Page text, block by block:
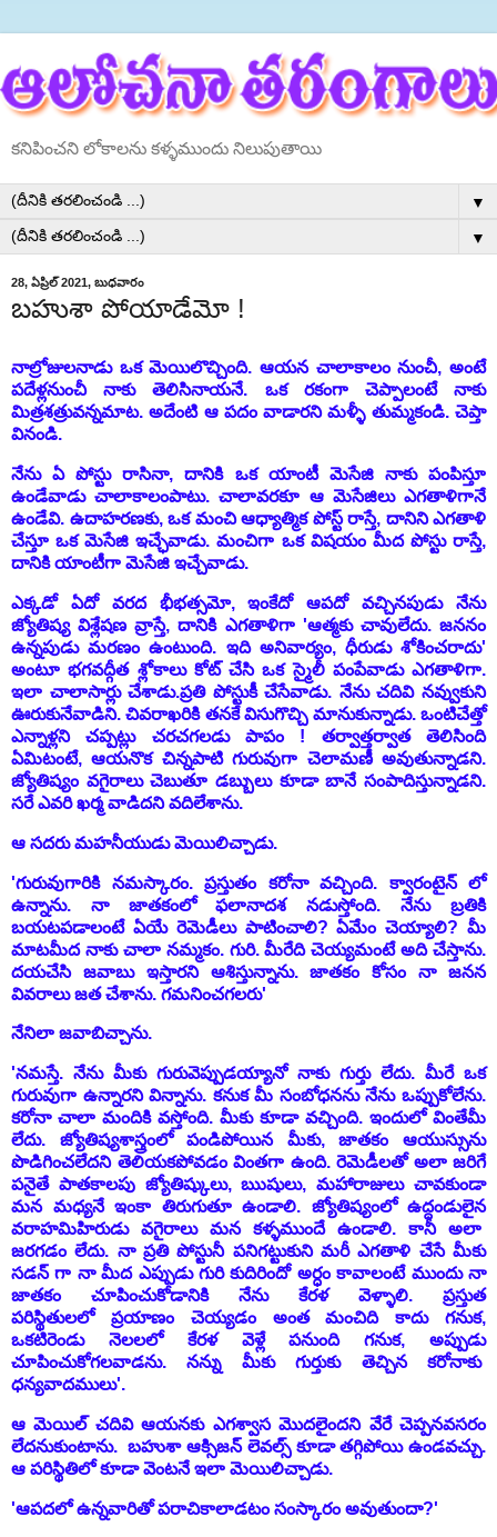
కనిపించని లోకాలను కళ్ళముందు నిలుపుతాయి
▼
▼
28, ఏప్రిల్ 2021, బుధవారం
బహుశా పోయాడేమో !
నాల్రోజులనాడు ఒక మెయిలొచ్చింది. ఆయన చాలాకాలం నుంచీ, అంటే
పదేళ్లనుంచీ నాకు తెలిసినాయనే. ఒక రకంగా చెప్పాలంటే నాకు
మిత్రశత్రువన్నమాట. అదేంటి ఆ పదం వాడారని మళ్ళీ తుమ్మకండి. చెప్తా
వినండి.
నేను ఏ పోస్టు రాసినా, దానికి ఒక యాంటీ మెసేజి నాకు పంపిస్తూ
ఉండేవాడు చాలాకాలంపాటు. చాలావరకూ ఆ మెసేజిలు ఎగతాళిగానే
ఉండేవి. ఉదాహరణకు, ఒక మంచి ఆధ్యాత్మిక పోస్ట్ రాస్తే, దానిని ఎగతాళి
చేస్తూ ఒక మెసేజి ఇచ్ఛేవాడు. మంచిగా ఒక విషయం మీద పోస్టు రాస్తే,
దానికి యాంటీగా మెసేజి ఇచ్చేవాడు.
ఎక్కడో ఏదో వరద భీభత్సమో, ఇంకేదో ఆపదో వచ్చినపుడు నేను
జ్యోతిష్య విశ్లేషణ వ్రాస్తే, దానికి ఎగతాళిగా 'ఆత్మకు చావులేదు. జననం
ఉన్నపుడు మరణం ఉంటుంది. ఇది అనివార్యం, ధీరుడు శోకించరాదు'
అంటూ భగవద్గీత శ్లోకాలు కోట్ చేసి ఒక స్మైలీ పంపేవాడు ఎగతాళిగా.
ఇలా చాలాసార్లు చేశాడు.ప్రతి పోస్టుకీ చేసేవాడు. నేను చదివి నవ్వుకుని
ఊరుకునేవాడిని. చివరాఖరికి తనకే విసుగొచ్చి మానుకున్నాడు. ఒంటిచేత్తో
ఎన్నాళ్లని చప్పట్లు చరచగలడు పాపం ! తర్వాత్తర్వాత తెలిసింది
ఏమిటంటే, ఆయనొక చిన్నపాటి గురువుగా చెలామణీ అవుతున్నాడని.
జ్యోతిష్యం వగైరాలు చెబుతూ డబ్బులు కూడా బానే సంపాదిస్తున్నాడని.
సరే ఎవరి ఖర్మ వాడిదని వదిలేశాను.
ఆ సదరు మహనీయుడు మెయిలిచ్చాడు.
'గురువుగారికి నమస్కారం. ప్రస్తుతం కరోనా వచ్చింది. క్వారంటైన్ లో
ఉన్నాను. నా జాతకంలో ఫలానాదశ నడుస్తోంది. నేను బ్రతికి
బయటపడాలంటే ఏయే రెమెడీలు పాటించాలి? ఏమేం చెయ్యాలి? మీ
మాటమీద నాకు చాలా నమ్మకం. గురి. మీరేది చెయ్యమంటే అది చేస్తాను.
దయచేసి జవాబు ఇస్తారని ఆశిస్తున్నాను. జాతకం కోసం నా జనన
వివరాలు జత చేశాను. గమనించగలరు'
నేనిలా జవాబిచ్చాను.
'నమస్తే. నేను మీకు గురువెప్పుడయ్యానో నాకు గుర్తు లేదు. మీరే ఒక
గురువుగా ఉన్నారని విన్నాను. కనుక మీ సంబోధనను నేను ఒప్పుకోలేను.
కరోనా చాలా మందికి వస్తోంది. మీకు కూడా వచ్చింది. ఇందులో వింతేమీ
లేదు. జ్యోతిష్యశాస్త్రంలో పండిపోయిన మీకు, జాతకం ఆయుస్సును
పొడిగించలేదని తెలియకపోవడం వింతగా ఉంది. రెమెడీలతో అలా జరిగే
పనైతే పాతకాలపు జ్యోతిష్కులు, ఋషులు, మహారాజులు చావకుండా
మన మధ్యనే ఇంకా తిరుగుతూ ఉండాలి. జ్యోతిష్యంలో ఉద్దండులైన
వరాహమిహిరుడు వగైరాలు మన కళ్ళముందే ఉండాలి. కానీ అలా
జరగడం లేదు. నా ప్రతి పోస్టునీ పనిగట్టుకుని మరీ ఎగతాళి చేసే మీకు
సడన్ గా నా మీద ఎప్పుడు గురి కుదిరిందో అర్ధం కావాలంటే ముందు నా
జాతకం చూపించుకోడానికి నేను కేరళ వెళ్ళాలి. ప్రస్తుత
పరిస్థితులలో ప్రయాణం చెయ్యడం అంత మంచిది కాదు గనుక,
ఒకటిరెండు నెలలలో కేరళ వెళ్లే పనుంది గనుక, అప్పుడు
చూపించుకోగలవాడను. నన్ను మీకు గుర్తుకు తెచ్చిన కరోనాకు
ధన్యవాదములు'.
ఆ మెయిల్ చదివి ఆయనకు ఎగశ్వాస మొదలైందని వేరే చెప్పనవసరం
లేదనుకుంటాను. బహుశా ఆక్సిజన్ లెవల్స్ కూడా తగ్గిపోయి ఉండవచ్చు.
ఆ పరిస్థితిలో కూడా వెంటనే ఇలా మెయిలిచ్చాడు.
'ఆపదలో ఉన్నవారితో పరాచికాలాడటం సంస్కారం అవుతుందా?'